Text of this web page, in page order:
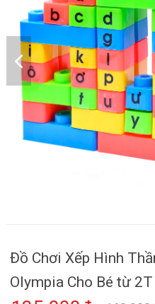
Đồ Chơi Xếp Hình
Olympia Cho Bé từ